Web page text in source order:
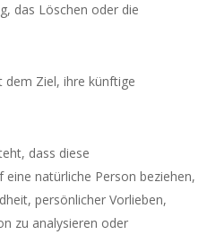
das Löschen oder die
dem Ziel, ihre künftige
dass diese
natürliche Person beziehen,
persönlicher Vorlieben,
zu analysieren oder